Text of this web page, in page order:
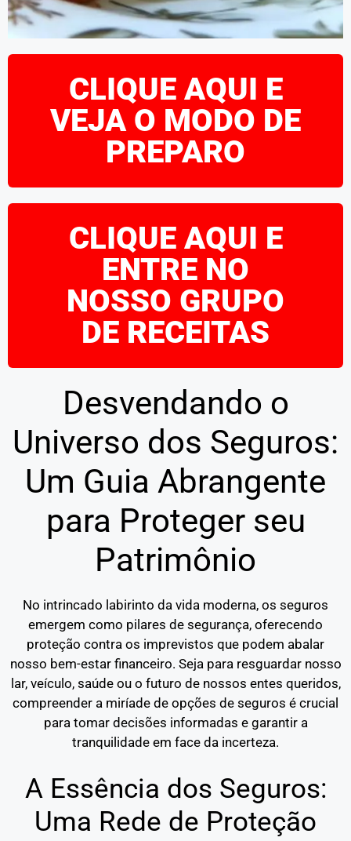
CLIQUE AQUI E
VEJA O MODO DE
PREPARO
CLIQUE AQUI E
ENTRE NO
NOSSO GRUPO
DE RECEITAS
Desvendando o
Universo dos Seguros:
Um Guia Abrangente
para Proteger seu
Patrimônio
No intrincado labirinto da vida moderna, os seguros
emergem como pilares de segurança, oferecendo
proteção contra os imprevistos que podem abalar
nosso bem-estar financeiro. Seja para resguardar nosso
lar, veículo, saúde ou o futuro de nossos entes queridos,
compreender a miríade de opções de seguros é crucial
para tomar decisões informadas e garantir a
tranquilidade em face da incerteza.
A Essência dos Seguros:
Uma Rede de Proteção